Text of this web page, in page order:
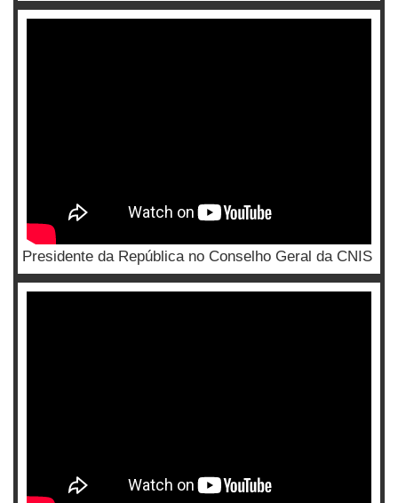
Presidente da República no Conselho Geral da CNIS